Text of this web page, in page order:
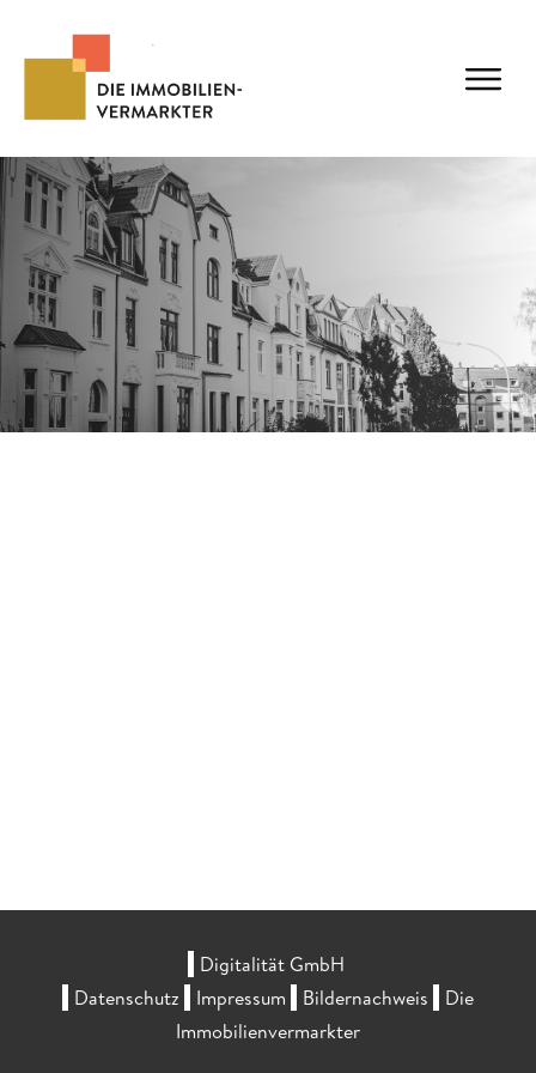
Digitalität GmbH
Datenschutz
Impressum Bildernachweis
Die
Immobilienvermarkter